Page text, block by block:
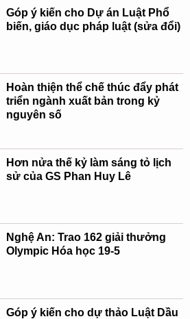
Góp ý kiến cho Dự án Luật Phổ
biến, giáo dục pháp luật (sửa đổi)
Hoàn thiện thể chế thúc đẩy phát
triển ngành xuất bản trong kỷ
nguyên số
Hơn nửa thế kỷ làm sáng tỏ lịch
sử của GS Phan Huy Lê
Nghệ An: Trao 162 giải thưởng
Olympic Hóa học 19-5
Góp ý kiến cho dự thảo Luật Dầu